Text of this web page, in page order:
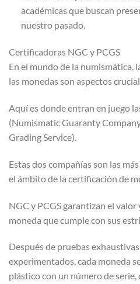
académicas que buscan
nuestro pasado.
Certificadoras NGC y PCGS
En el mundo de la numismática,
las monedas son aspectos
Aquí es donde entran en juego
(Numismatic Guaranty
Grading Service).
Estas dos compañías son las
el ámbito de la certificación de
NGC y PCGS garantizan el
moneda que cumple con sus
Después de pruebas
experimentados, cada moneda
plástico con un número de